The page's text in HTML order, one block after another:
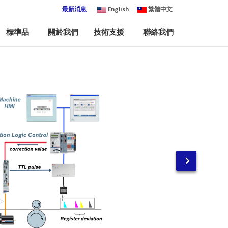
最新消息 English 繁體中文
標準品 關於我們 技術支援 聯絡我們